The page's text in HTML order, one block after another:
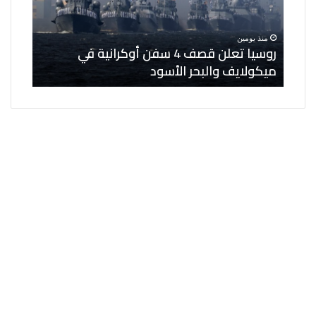
أوكرانية
ميكولايف
والبحر
الأسود
منذ يومين
روسيا تعلن قصف 4 سفن أوكرانية في
ميكولايف والبحر الأسود